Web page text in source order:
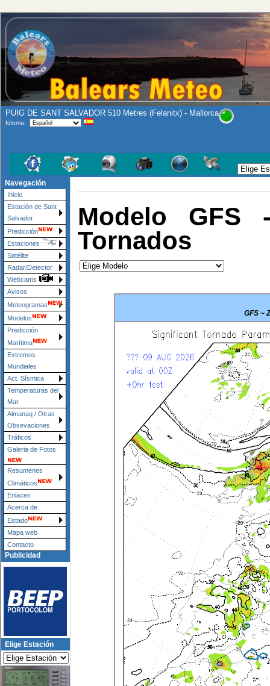
PUIG DE SANT SALVADOR 510 Metres (Felanitx) - Mallorca
Idioma:
Navegación
Inicio
Estación de Sant
Salvador
Predicción
Estaciones
Satélite
Radar/Detector
Webcams
Avisos
Meteogramas
Modelos
Predicción
Marítima
Extremos
Mundiales
Act. Sísmica
Temperaturas del
Mar
Almanaq / Otras
Obsevaciones
Tráficos
Galeria de Fotos
Resumenes
Climáticos
Enlaces
Acerca de
Estado
Mapa web
Contacto
Publicidad
Elige Estación
Modelo GFS
Tornados
GFS ~